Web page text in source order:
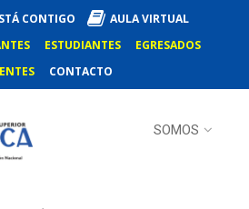
CONTIGO
AULA VIRTUAL
ESTUDIANTES
EGRESADOS
CONTACTO
SOMOS